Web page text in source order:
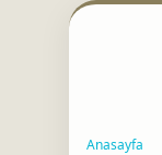
Anasayfa